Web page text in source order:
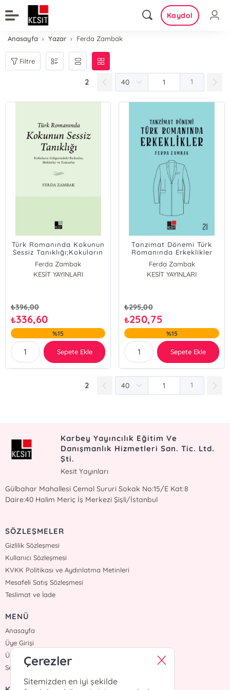
Kaydol
Anasayfa Yazar Ferda Zambak
Filtre
2 1
Türk Romanında Kokunun
Sessiz Tanıklığı;Kokuların
Gölgesindeki Bedenler,
Mekânlar ve Zamanlar
Ferda Zambak
KESİT YAYINLARI
₺396,00
₺336,60
%15
Sepete Ekle
Tanzimat Dönemi Türk
Romanında Erkeklikler
Ferda Zambak
KESİT YAYINLARI
₺295,00
₺250,75
%15
Sepete Ekle
2 1
Karbey Yayıncılık Eğitim Ve
Danışmanlık Hizmetleri San. Tic. Ltd.
Şti.
Kesit Yayınları
Gülbahar Mahallesi Cemal Sururi Sokak No:15/E Kat:8
Daire:40 Halim Meriç İş Merkezi Şişli/İstanbul
SÖZLEŞMELER
Gizlilik Sözleşmesi
Kullanıcı Sözleşmesi
KVKK Politikası ve Aydınlatma Metinleri
Mesafeli Satış Sözleşmesi
Teslimat ve İade
MENÜ
Anasayfa
Üye Girişi
Üye Ol
SepetimÇerezler
Sitemizden en iyi şekilde